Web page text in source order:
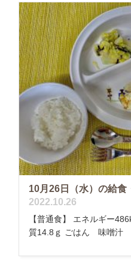
10月26日（水）の給食
2022.10.26
【普通食】 エネルギー
質14.8ｇ ごはん 味噌汁